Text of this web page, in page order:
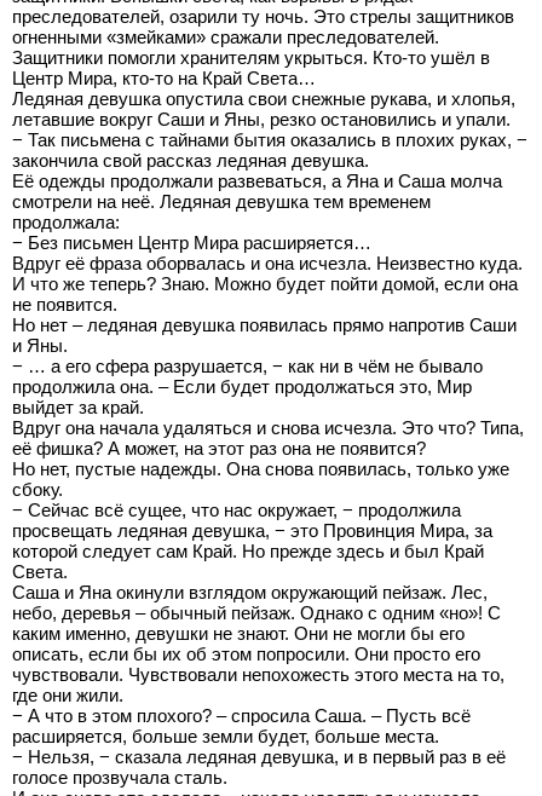
преследователей, озарили ту ночь. Это стрелы защитников
огненными «змейками» сражали преследователей.
Защитники помогли хранителям укрыться. Кто-то ушёл в
Центр Мира, кто-то на Край Света…
Ледяная девушка опустила свои снежные рукава, и хлопья,
летавшие вокруг Саши и Яны, резко остановились и упали.
− Так письмена с тайнами бытия оказались в плохих руках, −
закончила свой рассказ ледяная девушка.
Её одежды продолжали развеваться, а Яна и Саша молча
смотрели на неё. Ледяная девушка тем временем
продолжала:
− Без письмен Центр Мира расширяется…
Вдруг её фраза оборвалась и она исчезла. Неизвестно куда.
И что же теперь? Знаю. Можно будет пойти домой, если она
не появится.
Но нет – ледяная девушка появилась прямо напротив Саши
и Яны.
− … а его сфера разрушается, − как ни в чём не бывало
продолжила она. – Если будет продолжаться это, Мир
выйдет за край.
Вдруг она начала удаляться и снова исчезла. Это что? Типа,
её фишка? А может, на этот раз она не появится?
Но нет, пустые надежды. Она снова появилась, только уже
сбоку.
− Сейчас всё сущее, что нас окружает, − продолжила
просвещать ледяная девушка, − это Провинция Мира, за
которой следует сам Край. Но прежде здесь и был Край
Света.
Саша и Яна окинули взглядом окружающий пейзаж. Лес,
небо, деревья – обычный пейзаж. Однако с одним «но»! С
каким именно, девушки не знают. Они не могли бы его
описать, если бы их об этом попросили. Они просто его
чувствовали. Чувствовали непохожесть этого места на то,
где они жили.
− А что в этом плохого? – спросила Саша. – Пусть всё
расширяется, больше земли будет, больше места.
− Нельзя, − сказала ледяная девушка, и в первый раз в её
голосе прозвучала сталь.